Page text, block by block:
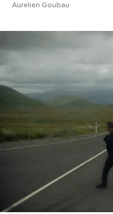
Aurelien Goubau